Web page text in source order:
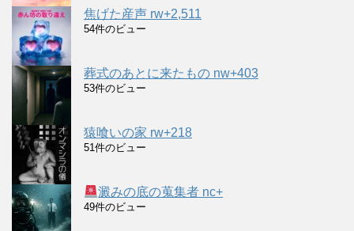
焦げた産声 rw+2,511
54件のビュー
葬式のあとに来たもの nw+403
53件のビュー
猿喰いの家 rw+218
51件のビュー
澱みの底の蒐集者 nc+
49件のビュー